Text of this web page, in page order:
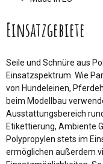
Einsatzgebiete
Seile und Schnüre aus
Einsatzspektrum. Wie
von Hundeleinen,
beim Modellbau
Ausstattungsbereich
Etikettierung, Ambiente
Polypropylen stets im
ermöglichen außerdem